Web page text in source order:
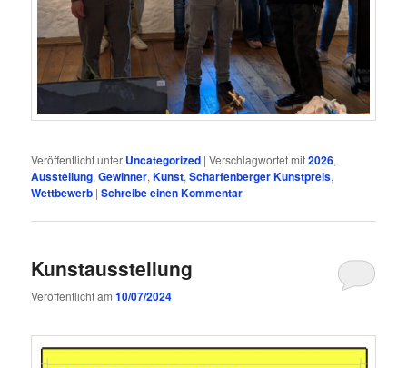
Veröffentlicht unter Uncategorized |Verschlagwortet mit2026,
Ausstellung,Gewinner,Kunst,Scharfenberger Kunstpreis,
Wettbewerb |Schreibe einen Kommentar
Kunstausstellung
Veröffentlicht am10/07/2024